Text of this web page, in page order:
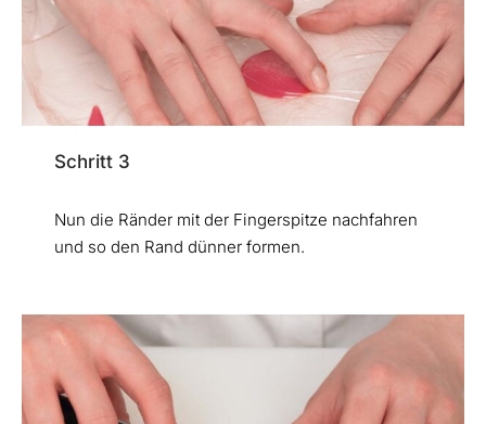
Schritt 3
Nun die Ränder mit der Fingerspitze nachfahren
und so den Rand dünner formen.